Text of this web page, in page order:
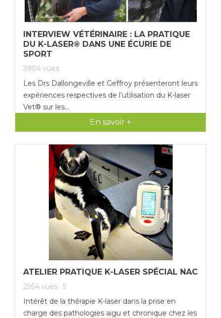
INTERVIEW VÉTÉRINAIRE : LA PRATIQUE
DU K-LASER® DANS UNE ÉCURIE DE
SPORT
3904 vues
Les Drs Dallongeville et Geffroy présenteront leurs
expériences respectives de l’utilisation du K-laser
Vet® sur les...
En savoir +
ATELIER PRATIQUE K-LASER SPÉCIAL NAC
2954 vues 5
Intérêt de la thérapie K-laser dans la prise en
charge des pathologies aigu et chronique chez les